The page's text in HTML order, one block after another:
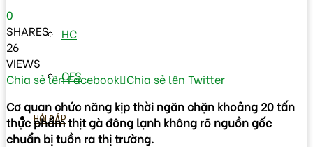
HC
CFS
HỎI ĐÁP
0
SHARES
26
VIEWS
Chia sẻ lên Facebook Chia sẻ lên Twitter
Cơ quan chức năng kịp thời ngăn chặn khoảng 20 tấn
thực phẩm thịt gà đông lạnh không rõ nguồn gốc
chuẩn bị tuồn ra thị trường.